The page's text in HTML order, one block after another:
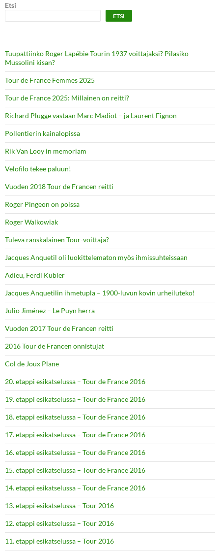
Etsi
ETSI
Tuupattiinko Roger Lapébie Tourin 1937 voittajaksi? Pilasiko
Mussolini kisan?
Tour de France Femmes 2025
Tour de France 2025: Millainen on reitti?
Richard Plugge vastaan Marc Madiot – ja Laurent Fignon
Pollentierin kainalopissa
Rik Van Looy in memoriam
Velofilo tekee paluun!
Vuoden 2018 Tour de Francen reitti
Roger Pingeon on poissa
Roger Walkowiak
Tuleva ranskalainen Tour-voittaja?
Jacques Anquetil oli luokittelematon myös ihmissuhteissaan
Adieu, Ferdi Kübler
Jacques Anquetilin ihmetupla – 1900-luvun kovin urheiluteko!
Julio Jiménez – Le Puyn herra
Vuoden 2017 Tour de Francen reitti
2016 Tour de Francen onnistujat
Col de Joux Plane
20. etappi esikatselussa – Tour de France 2016
19. etappi esikatselussa – Tour de France 2016
18. etappi esikatselussa – Tour de France 2016
17. etappi esikatselussa – Tour de France 2016
16. etappi esikatselussa – Tour de France 2016
15. etappi esikatselussa – Tour de France 2016
14. etappi esikatselussa – Tour de France 2016
13. etappi esikatselussa – Tour 2016
12. etappi esikatselussa – Tour 2016
11. etappi esikatselussa – Tour 2016